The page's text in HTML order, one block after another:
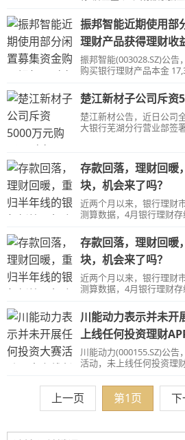
振邦智能近期使用部
理财产品获得理财收
振邦智能(003028.SZ)公
购买银行理财产品本金
楚江新材子公司斥资
楚江新材公告，近日公司
大银行芜湖分行营业部签
存款回落，理财回暖
块，机会来了吗？
近两个月以来，银行理财
测算数据，4月银行理财
元。
存款回落，理财回暖
块，机会来了吗？
近两个月以来，银行理财
测算数据，4月银行理财
元。
川能动力表示并未开
上线任何投资理财
川能动力(000155.SZ)公
活动，未上线任何投资理
上一页 第1页 下